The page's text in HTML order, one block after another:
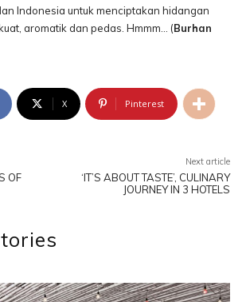
Indonesia untuk menciptakan hidangan
aromatik dan pedas. Hmmm… (Burhan
X Pinterest
OF
Next article
‘IT’S ABOUT TASTE’, CULINARY
JOURNEY IN 3 HOTELS